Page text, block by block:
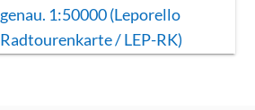
genau. 1:50000 (Leporello
Radtourenkarte / LEP-RK)